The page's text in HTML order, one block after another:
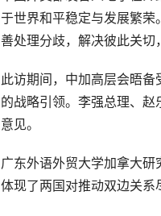
于世界和平稳定与发展繁
善处理分歧，解决彼此关切
此访期间，中加高层会晤
的战略引领。李强总理、
意见。
广东外语外贸大学加拿大
体现了两国对推动双边关系